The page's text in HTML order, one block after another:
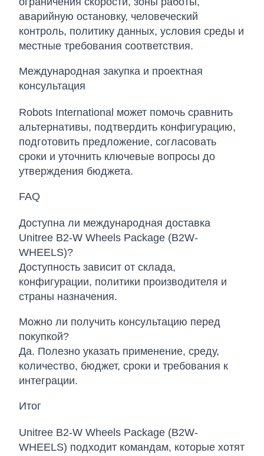
аварийную остановку, человеческий
контроль, политику данных, условия среды и
местные требования соответствия.
Международная закупка и проектная
консультация
Robots International может помочь сравнить
альтернативы, подтвердить конфигурацию,
подготовить предложение, согласовать
сроки и уточнить ключевые вопросы до
утверждения бюджета.
FAQ
Доступна ли международная доставка
Unitree B2-W Wheels Package (B2W-
WHEELS)?
Доступность зависит от склада,
конфигурации, политики производителя и
страны назначения.
Можно ли получить консультацию перед
покупкой?
Да. Полезно указать применение, среду,
количество, бюджет, сроки и требования к
интеграции.
Итог
Unitree B2-W Wheels Package (B2W-
WHEELS) подходит командам, которые хотят